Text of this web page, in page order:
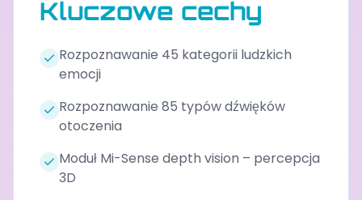
Kluczowe cechy
Rozpoznawanie 45 kategorii ludzkich
emocji
Rozpoznawanie 85 typów dźwięków
otoczenia
Moduł Mi-Sense depth vision – percepcja
3D